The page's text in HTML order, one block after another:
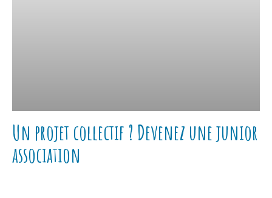
Un projet collectif ? Devenez une junior
association